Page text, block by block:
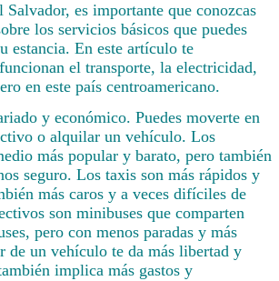
es importante que conozcas
los servicios básicos que puedes
estancia. En este artículo te
el transporte, la electricidad,
en este país centroamericano.
y económico. Puedes moverte en
o alquilar un vehículo. Los
más popular y barato, pero también
seguro. Los taxis son más rápidos y
más caros y a veces difíciles de
son minibuses que comparten
pero con menos paradas y más
de un vehículo te da más libertad y
implica más gastos y